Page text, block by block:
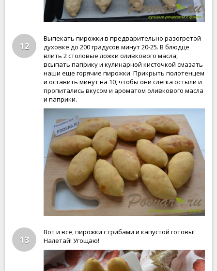
12
Выпекать пирожки в предварительно разогретой
духовке до 200 градусов минут 20-25. В блюдце
влить 2 столовые ложки оливкового масла,
всыпать паприку и кулинарной кисточкой смазать
наши еще горячие пирожки. Прикрыть полотенцем
и оставить минут на 10, чтобы они слегка остыли и
пропитались вкусом и ароматом оливкового масла
и паприки.
13
Вот и все, пирожки с грибами и капустой готовы!
Налетай! Угощаю!